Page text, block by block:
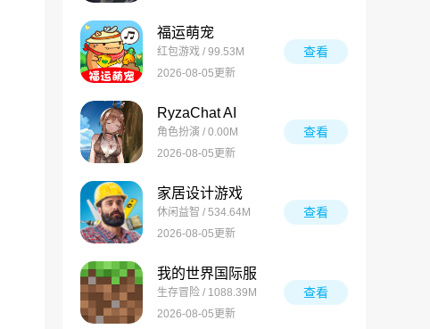
福运萌宠
红包游戏 / 99.53M
2026-08-05更新
查看
RyzaChat AI
角色扮演 / 0.00M
2026-08-05更新
查看
家居设计游戏
休闲益智 / 534.64M
2026-08-05更新
查看
我的世界国际服
生存冒险 / 1088.39M
2026-08-05更新
查看